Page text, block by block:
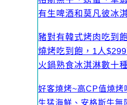
有生啤酒和莫凡彼冰
豬對有韓式烤肉吃到
燒烤吃到飽，1人
火鍋熟食冰淇淋數十
好客燒烤~高CP值燒烤
生猛海鮮、安格斯牛無